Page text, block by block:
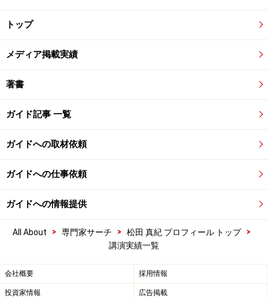
トップ
メディア掲載実績
著書
ガイド記事 一覧
ガイドへの取材依頼
ガイドへの仕事依頼
ガイドへの情報提供
All About > 専門家サーチ > 松田 真紀 プロフィール トップ
>
講演実績一覧
会社概要 採用情報
投資家情報 広告掲載